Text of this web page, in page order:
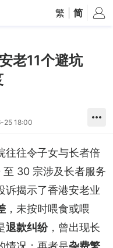
繁 简
老11个避坑
25 18:00
往往令子女与长者倍
30 宗涉及长者服务
诉揭示了香港安老业
，未按时喂食或喂
退款纠纷，曾出现长